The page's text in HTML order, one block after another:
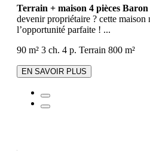
Terrain + maison 4 pièces Baron
devenir propriétaire ? cette maison
l’opportunité parfaite ! ...
90 m² 3 ch. 4 p. Terrain 800 m²
EN SAVOIR PLUS